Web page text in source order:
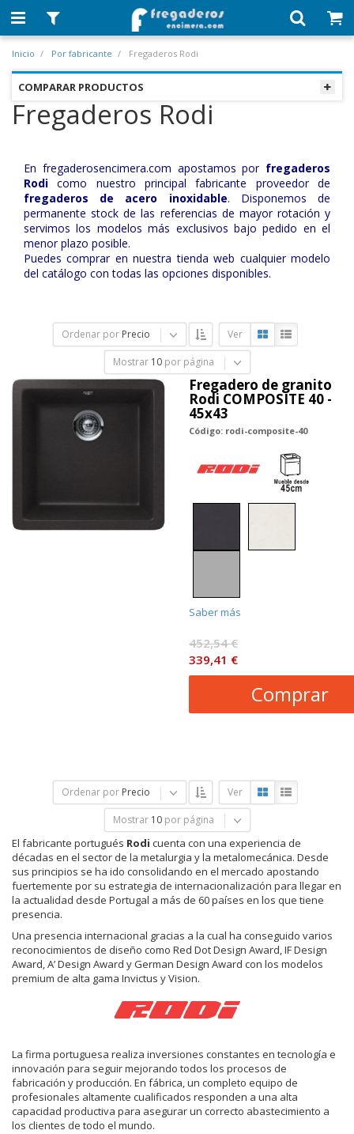
Inicio Por fabricante Fregaderos Rodi
COMPARAR PRODUCTOS
Fregaderos Rodi
En fregaderosencimera.com apostamos por fregaderos
Rodi como nuestro principal fabricante proveedor de
fregaderos de acero inoxidable. Disponemos de
permanente stock de las referencias de mayor rotación y
servimos los modelos más exclusivos bajo pedido en el
menor plazo posible.
Puedes comprar en nuestra tienda web cualquier modelo
del catálogo con todas las opciones disponibles.
Ordenar por Precio Ver
Mostrar 10 por página
Fregadero de granito
Rodi COMPOSITE 40 -
45x43
Código: rodi-composite-40
Saber más
452,54 €
339,41 €
Comprar
Ordenar por Precio Ver
Mostrar 10 por página
El fabricante portugués Rodi cuenta con una experiencia de
décadas en el sector de la metalurgia y la metalomecánica. Desde
sus principios se ha ido consolidando en el mercado apostando
fuertemente por su estrategia de internacionalización para llegar en
la actualidad desde Portugal a más de 60 países en los que tiene
presencia.
Una presencia internacional gracias a la cual ha conseguido varios
reconocimientos de diseño como Red Dot Design Award, IF Design
Award, A’ Design Award y German Design Award con los modelos
premium de alta gama Invictus y Vision.
La firma portuguesa realiza inversiones constantes en tecnología e
innovación para seguir mejorando todos los procesos de
fabricación y producción. En fábrica, un completo equipo de
profesionales altamente cualificados responden a una alta
capacidad productiva para asegurar un correcto abastecimiento a
los clientes de todo el mundo.